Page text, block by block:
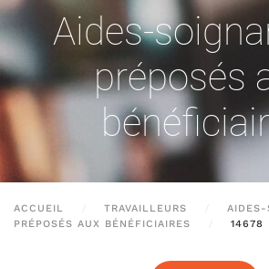
Aides-
préposés
ACCUEIL TRAVAILLEURS
AIDES-
PRÉPOSÉS AUX BÉNÉFICIAIRES
14678